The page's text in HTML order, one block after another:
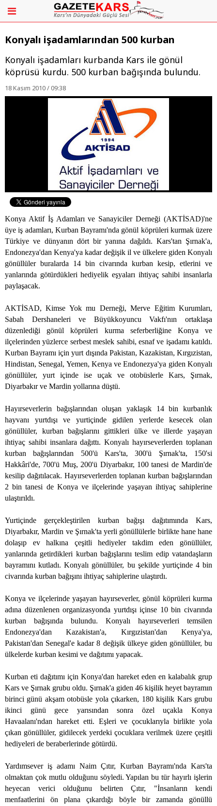
Konyalı işadamlarından 500 kurban
Konyalı işadamları kurbanda Kars ile gönül
köprüsü kurdu. 500 kurban bağışında bulundu.
18 Kasım 2010 / 09:38
Konya Aktif İş Adamları ve Sanayiciler Derneği (AKTİSAD)'ne
üye iş adamları, Kurban Bayramı'nda gönül köprüleri kurmak üzere
Türkiye ve dünyanın dört bir yanına dağıldı. Kars'tan Şırnak'a,
Endonezya'dan Kenya'ya kadar değişik il ve ülkelere giden Konyalı
gönüllüler buralarda 14 bin civarında kurban kesip, etlerini ve
yanlarında götürdükleri hediyelik eşyaları ihtiyaç sahibi insanlarla
paylaşacak.
AKTİSAD, Kimse Yok mu Derneği, Merve Eğitim Kurumları,
Sabah Dershaneleri ve Büyükkoyuncu Vakfı'nın ortaklaşa
düzenlediği gönül köprüleri kurma seferberliğine Konya ve
ilçelerinden yüzlerce serbest meslek sahibi, esnaf ve işadamı katıldı.
Kurban Bayramı için yurt dışında Pakistan, Kazakistan, Kırgızistan,
Hindistan, Senegal, Yemen, Kenya ve Endonezya'ya giden Konyalı
gönüllüler, yurt içinde ise uçak ve otobüslerle Kars, Şırnak,
Diyarbakır ve Mardin yollarına düştü.
Hayırseverlerin bağışlarından oluşan yaklaşık 14 bin kurbanlık
hayvanı yurtdışı ve yurtiçinde gidilen yerlerde kesecek olan
gönüllüler, kurban bağışlarını gittikleri ülke ve illerde yaşayan
ihtiyaç sahibi insanlara dağıttı. Konyalı hayırseverlerden toplanan
kurban bağışlarından 500'ü Kars'ta, 300'ü Şırnak'ta, 150'si
Hakkâri'de, 700'ü Muş, 200'ü Diyarbakır, 100 tanesi de Mardin'de
kesilip dağıtılacak. Hayırseverlerden toplanan kurban bağışlarından
2 bin tanesi de Konya ve ilçelerinde yaşayan ihtiyaç sahiplerine
ulaştırıldı.
Yurtiçinde gerçekleştirilen kurban bağışı dağıtımında Kars,
Diyarbakır, Mardin ve Şırnak'ta yerli gönüllülerle birlikte hane hane
dolaşıp ev halkına çeşitli hediyeler takdim eden gönüllüler,
yanlarında getirdikleri kurban bağışlarını teslim edip vatandaşların
bayramını kutladı. Konyalı gönüllüler, bu şekilde yurtiçinde 4 bin
civarında kurban bağışını ihtiyaç sahiplerine ulaştırdı.
Konya ve ilçelerinde yaşayan hayırseverler, gönül köprüleri kurma
adına düzenlenen organizasyonda yurtdışı içinse 10 bin civarında
kurban bağışında bulundu. Konyalı hayırseverleri temsilen
Endonezya'dan Kazakistan'a, Kırgızistan'dan Kenya'ya,
Pakistan'dan Senegal'e kadar 8 değişik ülkeye giden gönüllüler, bu
ülkelerde kurban kesimi ve dağıtımı yapacak.
Kurban eti dağıtımı için Konya'dan hareket eden en kalabalık grup
Kars ve Şırnak grubu oldu. Şırnak'a giden 46 kişilik heyet bayramın
birinci günü akşam otobüsle yola çıkarken, 180 kişilik Kars grubu
ikinci günü gece yarısından sonra özel uçakla Konya
Havaalanı'ndan hareket etti. Eşleri ve çocuklarıyla birlikte yola
çıkan gönüllüler, gidilecek yerdeki çocuklara verilmek üzere çeşitli
hediyeleri de beraberlerinde götürdü.
Yardımsever iş adamı Naim Çıtır, Kurban Bayramı'nda Kars'ta
olmaktan çok mutlu olduğunu söyledi. Yapılan bu tür hayırlı işlerin
heyecan verici olduğunu belirten Çıtır, "İnsanların kendi
menfaatlerini ön plana çıkardığı böyle bir zamanda gönüllü